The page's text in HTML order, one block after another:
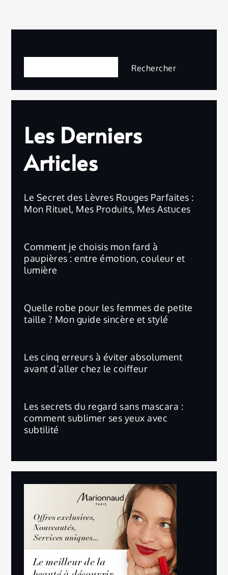
Rechercher
Les Derniers
Articles
Le Secret des Lèvres Rouges Parfaites :
Mon Rituel, Mes Produits, Mes Astuces
Comment je choisis mon fard à
paupières : entre émotion, couleur et
lumière
Quelle robe pour les femmes de petite
taille ? Mon guide sincère et stylé
Les cinq erreurs à éviter absolument
avant d’aller chez le coiffeur
Les secrets du regard sans mascara :
comment sublimer ses yeux avec
subtilité